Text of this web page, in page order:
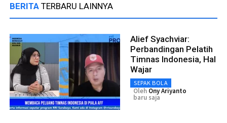
BERITA TERBARU LAINNYA
Alief Syachviar:
Perbandingan Pelatih
Timnas Indonesia, Hal
Wajar
SEPAK BOLA
Oleh Ony Ariyanto
baru saja